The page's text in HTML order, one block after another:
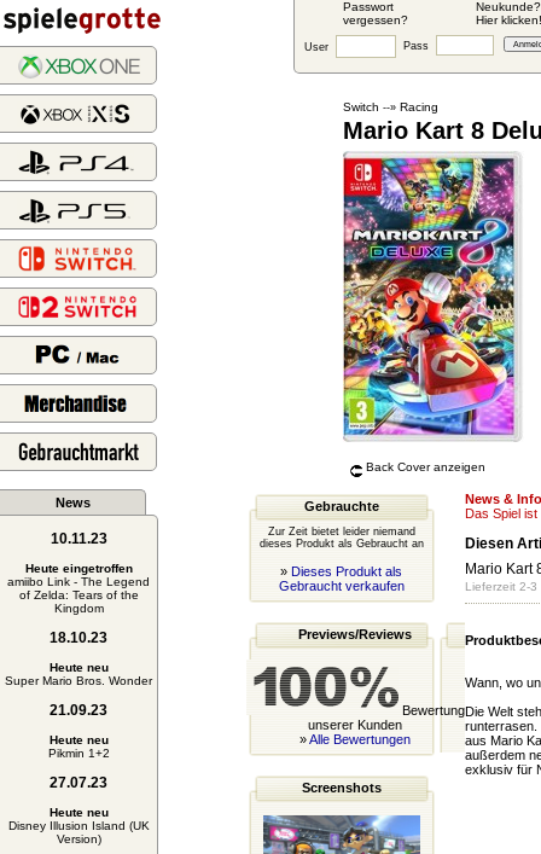
Passwort
vergessen?
Neukunde?
Hier klicken!
User Pass
News
10.11.23
Heute eingetroffen
amiibo Link - The Legend
of Zelda: Tears of the
Kingdom
18.10.23
Heute neu
Super Mario Bros. Wonder
21.09.23
Heute neu
Pikmin 1+2
27.07.23
Heute neu
Disney Illusion Island (UK
Version)
Switch --» Racing
Mario Kart 8
Back Cover anzeigen
Gebrauchte
Zur Zeit bietet leider niemand
dieses Produkt als Gebraucht an
» Dieses Produkt als
Gebraucht verkaufen
Previews/Reviews
Bewertung
unserer Kunden
»Alle Bewertungen
Screenshots
News &
Das Spiel ist
Diesen
Mario Kart
Lieferzeit 2-3
Wann, wo
Die Welt
runterrasen.
aus Mario
außerdem
exklusiv für